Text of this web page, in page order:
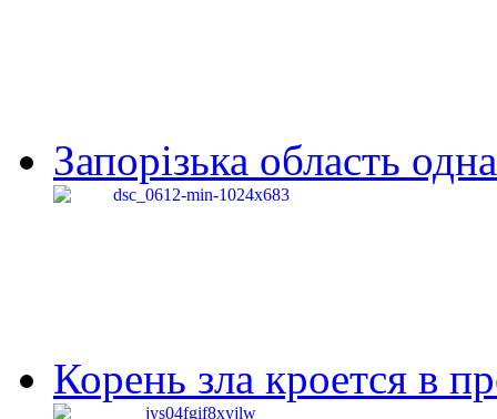
Запорізька область
Корень зла кроется в